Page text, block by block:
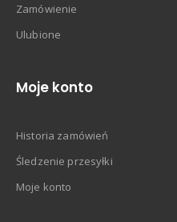
Zamówienie
Ulubione
Moje konto
Historia zamówień
Śledzenie przesyłki
Moje konto